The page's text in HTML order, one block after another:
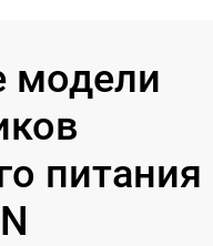
модели
питания